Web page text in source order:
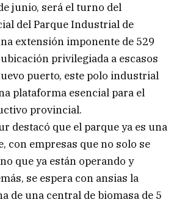
junio, será el turno del
del Parque Industrial de
extensión imponente de 529
privilegiada a escasos
puerto, este polo industrial
plataforma esencial para el
provincial.
destacó que el parque ya es una
con empresas que no solo se
que ya están operando y
se espera con ansias la
de una central de biomasa de 5